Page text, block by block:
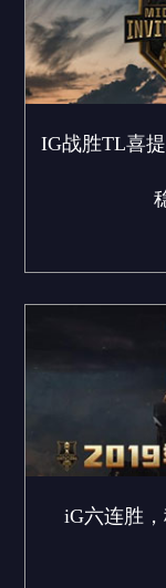
IG战胜TL喜
iG六连胜，